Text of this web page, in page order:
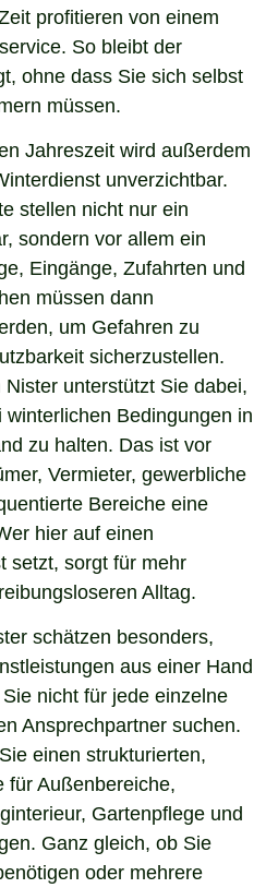
profitieren von einem
So bleibt der
ohne dass Sie sich selbst
müssen.
Jahreszeit wird außerdem
unverzichtbar.
stellen nicht nur ein
sondern vor allem ein
Eingänge, Zufahrten und
müssen dann
um Gefahren zu
sicherzustellen.
unterstützt Sie dabei,
Bedingungen in
zu halten. Das ist vor
Vermieter, gewerbliche
Bereiche eine
hier auf einen
setzt, sorgt für mehr
Alltag.
schätzen besonders,
aus einer Hand
nicht für jede einzelne
Ansprechpartner suchen.
einen strukturierten,
Außenbereiche,
Gartenpflege und
Ganz gleich, ob Sie
oder mehrere